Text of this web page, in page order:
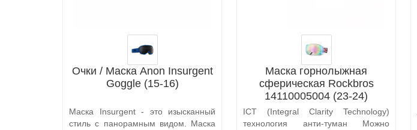
Очки / Маска Anon Insurgent
Goggle (15-16)
Маска Insurgent - это изысканный
стиль с панорамным видом. Маска
Маска горнолыжная
сферическая Rockbros
14110005004 (23-24)
ICT (Integral Clarity Technology)
технология анти-туман Можно